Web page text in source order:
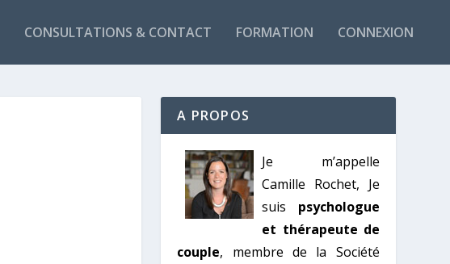
CONSULTATIONS & CONTACT FORMATION CONNEXION
A PROPOS
Je m’appelle
Camille Rochet, Je
suis psychologue
et thérapeute de
couple, membre de la Société